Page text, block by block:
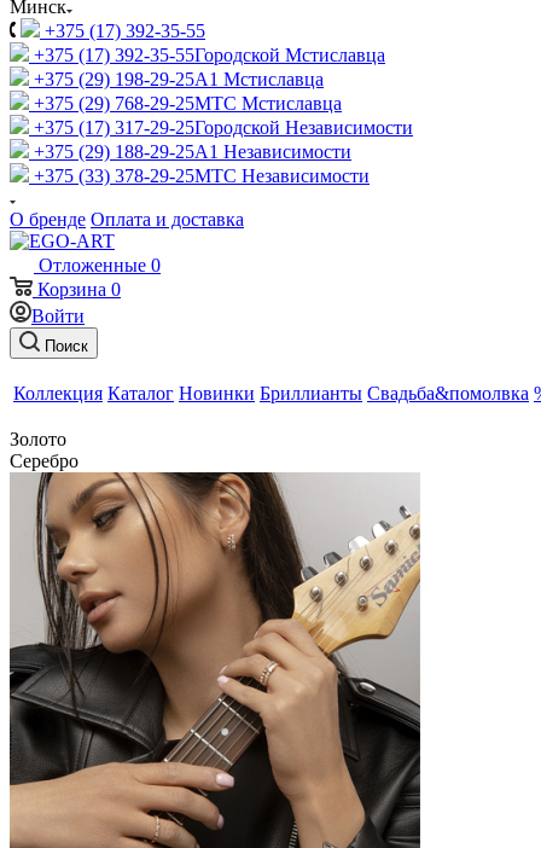
Минск
+375 (17) 392-35-55
+375 (17) 392-35-55Городской Мстиславца
+375 (29) 198-29-25A1 Мстиславца
+375 (29) 768-29-25МТС Мстиславца
+375 (17) 317-29-25Городской Независимости
+375 (29) 188-29-25A1 Независимости
+375 (33) 378-29-25МТС Независимости
О бренде Оплата и доставка
Отложенные 0
Корзина 0
Войти
Поиск
Коллекция Каталог Новинки Бриллианты Свадьба&помолвка
Золото
Серебро